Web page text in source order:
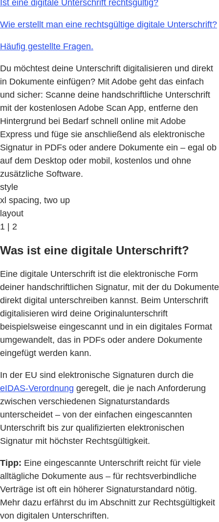
Ist eine digitale Unterschrift rechtsgültig?
Wie erstellt man eine rechtsgültige digitale Unterschrift?
Häufig gestellte Fragen.
Du möchtest deine Unterschrift digitalisieren und direkt
in Dokumente einfügen? Mit Adobe geht das einfach
und sicher: Scanne deine handschriftliche Unterschrift
mit der kostenlosen Adobe Scan App, entferne den
Hintergrund bei Bedarf schnell online mit Adobe
Express und füge sie anschließend als elektronische
Signatur in PDFs oder andere Dokumente ein – egal ob
auf dem Desktop oder mobil, kostenlos und ohne
zusätzliche Software.
style
xl spacing, two up
layout
1 | 2
Was ist eine digitale Unterschrift?
Eine digitale Unterschrift ist die elektronische Form
deiner handschriftlichen Signatur, mit der du Dokumente
direkt digital unterschreiben kannst. Beim Unterschrift
digitalisieren wird deine Originalunterschrift
beispielsweise eingescannt und in ein digitales Format
umgewandelt, das in PDFs oder andere Dokumente
eingefügt werden kann.
In der EU sind elektronische Signaturen durch die
eIDAS-Verordnung geregelt, die je nach Anforderung
zwischen verschiedenen Signaturstandards
unterscheidet – von der einfachen eingescannten
Unterschrift bis zur qualifizierten elektronischen
Signatur mit höchster Rechtsgültigkeit.
Tipp: Eine eingescannte Unterschrift reicht für viele
alltägliche Dokumente aus – für rechtsverbindliche
Verträge ist oft ein höherer Signaturstandard nötig.
Mehr dazu erfährst du im Abschnitt zur Rechtsgültigkeit
von digitalen Unterschriften.